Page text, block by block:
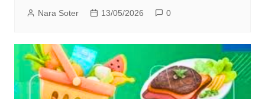
Nara Soter 13/05/2026 0